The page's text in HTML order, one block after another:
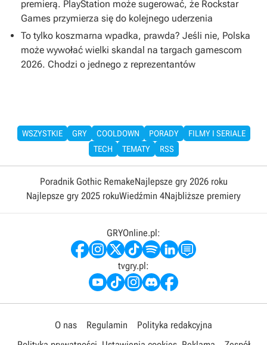
premierą. PlayStation może sugerować, że Rockstar
Games przymierza się do kolejnego uderzenia
To tylko koszmarna wpadka, prawda? Jeśli nie, Polska
może wywołać wielki skandal na targach gamescom
2026. Chodzi o jednego z reprezentantów
WSZYSTKIE GRY COOLDOWN PORADY
FILMY I SERIALE
TECH
TEMATY RSS
Poradnik Gothic RemakeNajlepsze gry 2026 roku
Najlepsze gry 2025 rokuWiedźmin 4Najbliższe premiery
GRYOnline.pl:
tvgry.pl:
O nas Regulamin
Polityka redakcyjna